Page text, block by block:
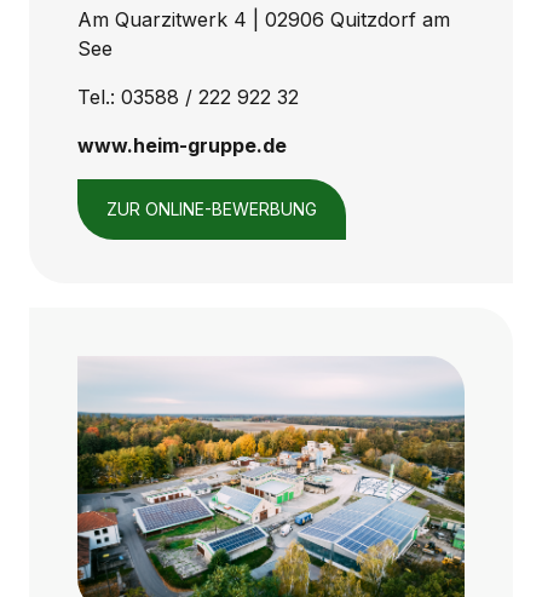
Am Quarzitwerk 4 | 02906 Quitzdorf am
See
Tel.: 03588 / 222 922 32
www.heim-gruppe.de
ZUR ONLINE-BEWERBUNG